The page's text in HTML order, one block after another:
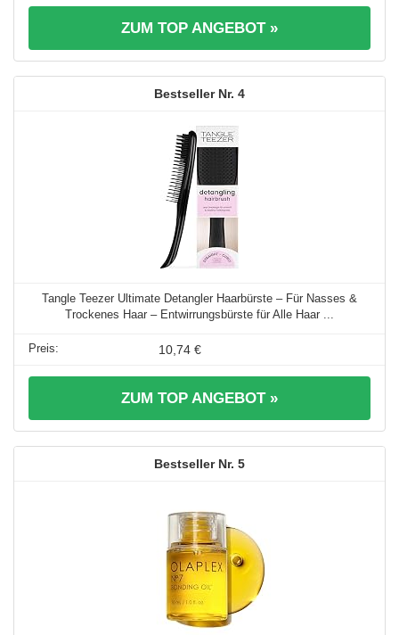
ZUM TOP ANGEBOT »
4
Tangle Teezer Ultimate Detangler Haarbürste – Für Nasses &
Trockenes Haar – Entwirrungsbürste für Alle Haar ...
10,74 €
ZUM TOP ANGEBOT »
5